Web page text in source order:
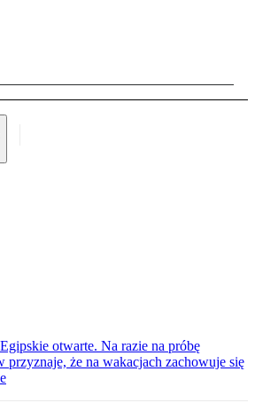
otwarte. Na razie na próbę
przyznaje, że na wakacjach zachowuje się